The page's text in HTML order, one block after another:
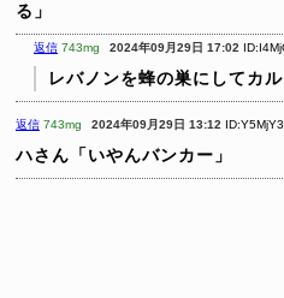
る」
返信 743mg 2024年09月29日 17:02
レバノンを蜂の巣にしてカ
返信 743mg 2024年09月29日 13:12
ハさん「いやんバンカー」